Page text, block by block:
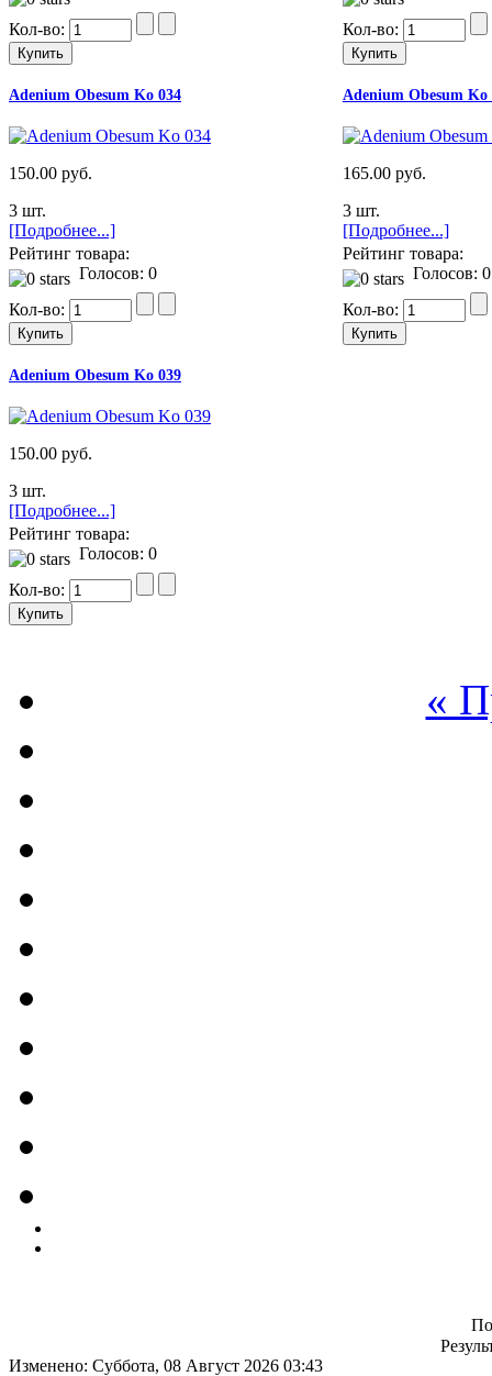
Кол-во:
Кол-во:
Adenium Obesum Ko 034
150.00 руб.
3 шт.
[Подробнее...]
Рейтинг товара:
Голосов: 0
Кол-во:
Adenium Obesum Ko
165.00 руб.
3 шт.
[Подробнее...]
Рейтинг товара:
Голосов: 0
Кол-во:
Adenium Obesum Ko 039
150.00 руб.
3 шт.
[Подробнее...]
Рейтинг товара:
Голосов: 0
Кол-во:
«
Изменено: Суббота, 08 Август 2026 03:43